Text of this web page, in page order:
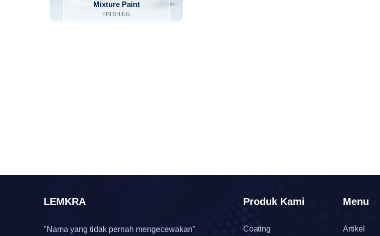
Mixture Paint
FINISHING
LEMKRA
"Nama yang tidak pernah mengecewakan"
Produk Kami
Coating
Menu
Artikel